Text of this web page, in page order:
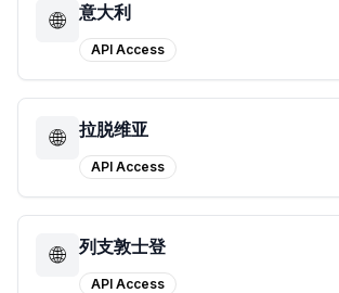
🌐 意大利
API Access
🌐 拉脱维亚
API Access
🌐 列支敦士登
API Access